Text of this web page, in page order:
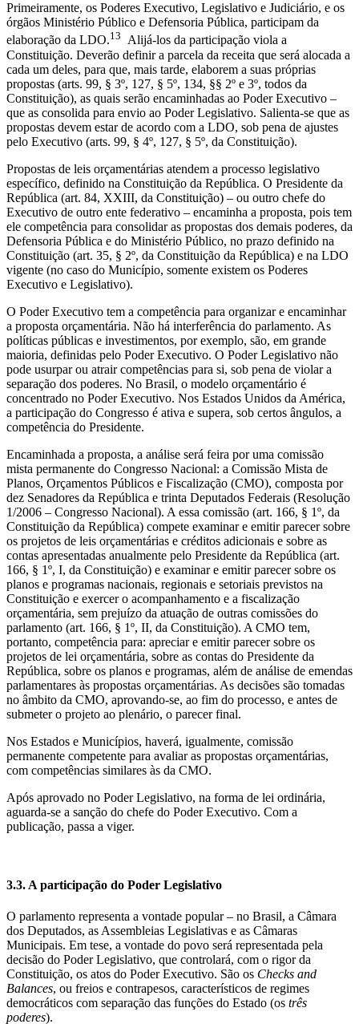
Primeiramente, os Poderes Executivo, Legislativo e Judiciário, e os
órgãos Ministério Público e Defensoria Pública, participam da
elaboração da LDO.13 Alijá-los da participação viola a
Constituição. Deverão definir a parcela da receita que será alocada a
cada um deles, para que, mais tarde, elaborem a suas próprias
propostas (arts. 99, § 3º, 127, § 5º, 134, §§ 2º e 3º, todos da
Constituição), as quais serão encaminhadas ao Poder Executivo –
que as consolida para envio ao Poder Legislativo. Salienta-se que as
propostas devem estar de acordo com a LDO, sob pena de ajustes
pelo Executivo (arts. 99, § 4º, 127, § 5º, da Constituição).
Propostas de leis orçamentárias atendem a processo legislativo
específico, definido na Constituição da República. O Presidente da
República (art. 84, XXIII, da Constituição) – ou outro chefe do
Executivo de outro ente federativo – encaminha a proposta, pois tem
ele competência para consolidar as propostas dos demais poderes, da
Defensoria Pública e do Ministério Público, no prazo definido na
Constituição (art. 35, § 2º, da Constituição da República) e na LDO
vigente (no caso do Município, somente existem os Poderes
Executivo e Legislativo).
O Poder Executivo tem a competência para organizar e encaminhar
a proposta orçamentária. Não há interferência do parlamento. As
políticas públicas e investimentos, por exemplo, são, em grande
maioria, definidas pelo Poder Executivo. O Poder Legislativo não
pode usurpar ou atrair competências para si, sob pena de violar a
separação dos poderes. No Brasil, o modelo orçamentário é
concentrado no Poder Executivo. Nos Estados Unidos da América,
a participação do Congresso é ativa e supera, sob certos ângulos, a
competência do Presidente.
Encaminhada a proposta, a análise será feira por uma comissão
mista permanente do Congresso Nacional: a Comissão Mista de
Planos, Orçamentos Públicos e Fiscalização (CMO), composta por
dez Senadores da República e trinta Deputados Federais (Resolução
1/2006 – Congresso Nacional). A essa comissão (art. 166, § 1º, da
Constituição da República) compete examinar e emitir parecer sobre
os projetos de leis orçamentárias e créditos adicionais e sobre as
contas apresentadas anualmente pelo Presidente da República (art.
166, § 1º, I, da Constituição) e examinar e emitir parecer sobre os
planos e programas nacionais, regionais e setoriais previstos na
Constituição e exercer o acompanhamento e a fiscalização
orçamentária, sem prejuízo da atuação de outras comissões do
parlamento (art. 166, § 1º, II, da Constituição). A CMO tem,
portanto, competência para: apreciar e emitir parecer sobre os
projetos de lei orçamentária, sobre as contas do Presidente da
República, sobre os planos e programas, além de análise de emendas
parlamentares às propostas orçamentárias. As decisões são tomadas
no âmbito da CMO, aprovando-se, ao fim do processo, e antes de
submeter o projeto ao plenário, o parecer final.
Nos Estados e Municípios, haverá, igualmente, comissão
permanente competente para avaliar as propostas orçamentárias,
com competências similares às da CMO.
Após aprovado no Poder Legislativo, na forma de lei ordinária,
aguarda-se a sanção do chefe do Poder Executivo. Com a
publicação, passa a viger.
3.3. A participação do Poder Legislativo
O parlamento representa a vontade popular – no Brasil, a Câmara
dos Deputados, as Assembleias Legislativas e as Câmaras
Municipais. Em tese, a vontade do povo será representada pela
decisão do Poder Legislativo, que controlará, com o rigor da
Constituição, os atos do Poder Executivo. São os Checks and
Balances, ou freios e contrapesos, característicos de regimes
democráticos com separação das funções do Estado (os três
poderes).